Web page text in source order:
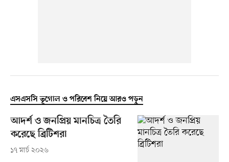
এসএসসি ভূগোল ও পরিবেশ নিয়ে আরও পড়ুন
আদর্শ ও জনপ্রিয় মানচিত্র তৈরি
করেছে ব্রিটিশরা
১৭ মার্চ ২০২৬